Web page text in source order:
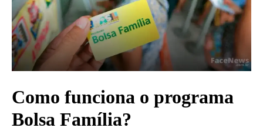
Como funciona o programa
Bolsa Família?